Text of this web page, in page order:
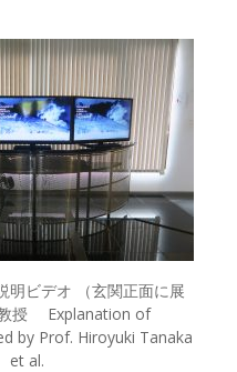
明ビデオ （玄関正面に展
授 Explanation of
by Prof. Hiroyuki Tanaka
et al.